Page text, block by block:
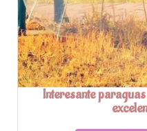
Interesante